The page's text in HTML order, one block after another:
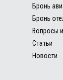
Бронь
Бронь
Вопросы
Статьи
Новости